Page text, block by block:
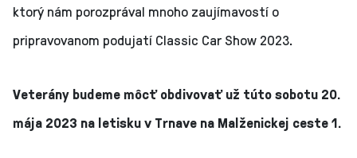
ktorý nám porozprával mnoho zaujímavostí o
pripravovanom podujatí Classic Car Show 2023.
Veterány budeme môcť obdivovať už túto sobotu 20.
mája 2023 na letisku v Trnave na Malženickej ceste 1.